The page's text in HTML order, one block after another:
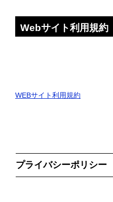
Webサイト利用規約
WEBサイト利用規約
プライバシーポリシー